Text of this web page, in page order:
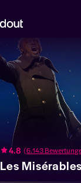
4.8 (6.143
Les Misérables